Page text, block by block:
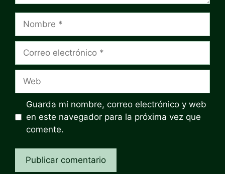
electrónico
Guarda mi nombre, correo electrónico y web
en este navegador para la próxima vez que
comente.